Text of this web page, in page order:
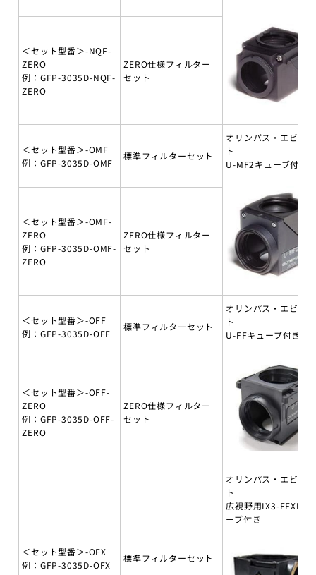
＜セット型番＞-NQF-
ZERO
例：GFP-3035D-NQF-
ZERO
ZERO仕様フィルター
セット
＜セット型番＞-OMF
例：GFP-3035D-OMF
標準フィルターセット
オリンパス・エビデン
ト
U-MF2キューブ付き
＜セット型番＞-OMF-
ZERO
例：GFP-3035D-OMF-
ZERO
ZERO仕様フィルター
セット
＜セット型番＞-OFF
例：GFP-3035D-OFF
標準フィルターセット
オリンパス・エビデン
ト
U-FFキューブ付き
＜セット型番＞-OFF-
ZERO
例：GFP-3035D-OFF-
ZERO
ZERO仕様フィルター
セット
＜セット型番＞-OFX
例：GFP-3035D-OFX
標準フィルターセット
オリンパス・エビデン
ト
広視野用IX3-FFXLキ
ーブ付き